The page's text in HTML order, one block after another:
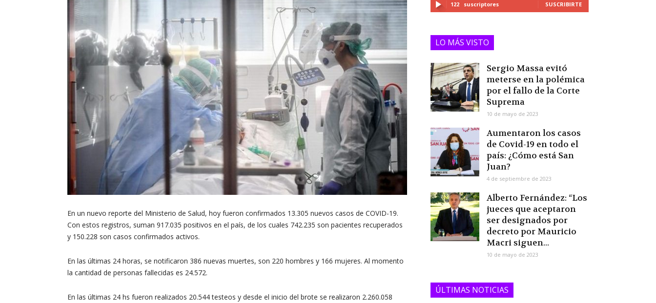
Juan
En un nuevo reporte del Ministerio de Salud, hoy fueron confirmados 13.305 nuevos casos de COVID-19.
Con estos registros, suman 917.035 positivos en el país, de los cuales 742.235 son pacientes recuperados
y 150.228 son casos confirmados activos.
En las últimas 24 horas, se notificaron 386 nuevas muertes, son 220 hombres y 166 mujeres. Al momento
la cantidad de personas fallecidas es 24.572.
En las últimas 24 hs fueron realizados 20.544 testeos y desde el inicio del brote se realizaron 2.260.058
122 suscriptores SUSCRIBIRTE
LO MÁS VISTO
Sergio Massa evitó
meterse en la polémica
por el fallo de la Corte
Suprema
10 de mayo de 2023
Aumentaron los casos
de Covid-19 en todo el
país: ¿Cómo está San
Juan?
4 de septiembre de 2023
Alberto Fernández: “Los
jueces que aceptaron
ser designados por
decreto por Mauricio
Macri siguen...
10 de mayo de 2023
ÚLTIMAS NOTICIAS